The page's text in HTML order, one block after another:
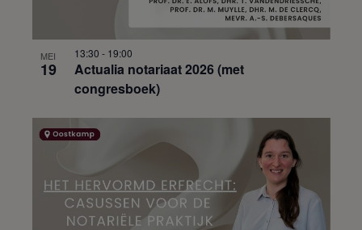
MEI
19
Actualia notariaat 2026 (met
congresboek)
13:30 - 19:00